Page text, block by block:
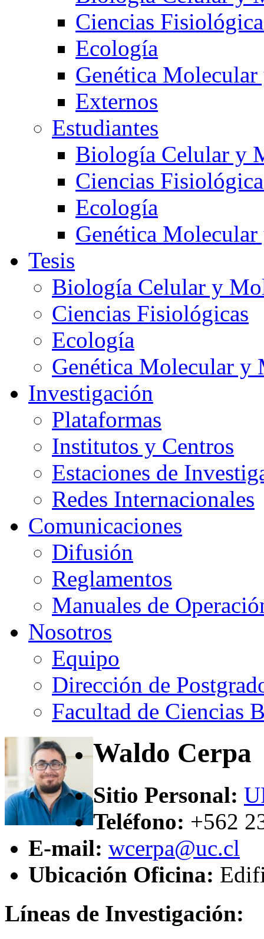
Ciencias
Ecología
Genética
Externos
Estudiantes
Biología Celular y
Ciencias
Ecología
Genética
Tesis
Biología Celular y
Ciencias Fisiológicas
Ecología
Genética Molecular
Investigación
Plataformas
Institutos y Centros
Estaciones de
Redes Internacionales
Comunicaciones
Difusión
Reglamentos
Manuales de
Nosotros
Equipo
Dirección de
Facultad de Ciencias
Waldo Cerpa
Sitio Personal:
Teléfono: +562
E-mail: wcerpa@uc.cl
Ubicación Oficina:
Líneas de Investigación: